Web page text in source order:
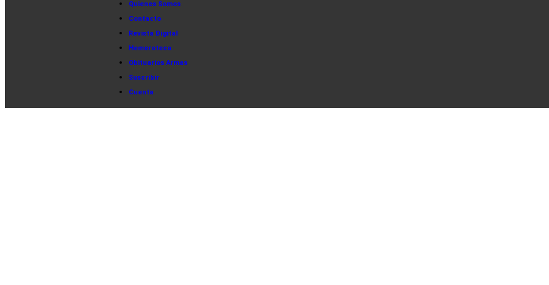
Quienes Somos
Contacto
Revista Digital
Hemeroteca
Obituarios Armas
Suscribir
Cuenta